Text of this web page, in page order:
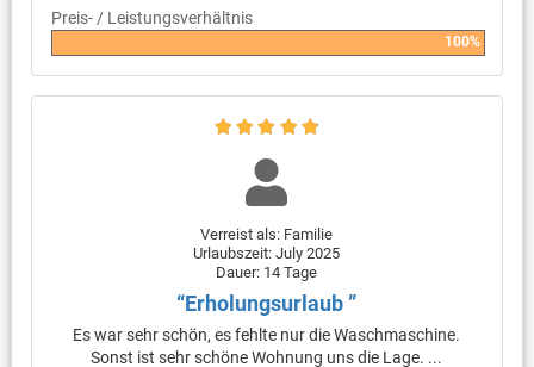
Preis- / Leistungsverhältnis
100%
Verreist als: Familie
Urlaubszeit: July 2025
Dauer: 14 Tage
“Erholungsurlaub ”
Es war sehr schön, es fehlte nur die Waschmaschine.
Sonst ist sehr schöne Wohnung uns die Lage. ...